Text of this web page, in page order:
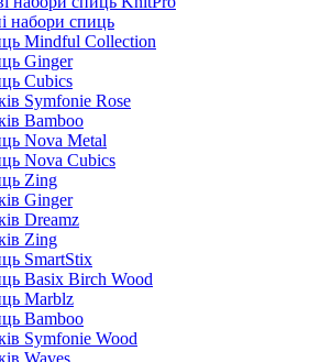
набори спиць
Mindful Collection
Ginger
Cubics
Symfonie Rose
Bamboo
Nova Metal
Nova Cubics
Zing
Ginger
Dreamz
Zing
SmartStix
Basix Birch Wood
Marblz
Bamboo
Symfonie Wood